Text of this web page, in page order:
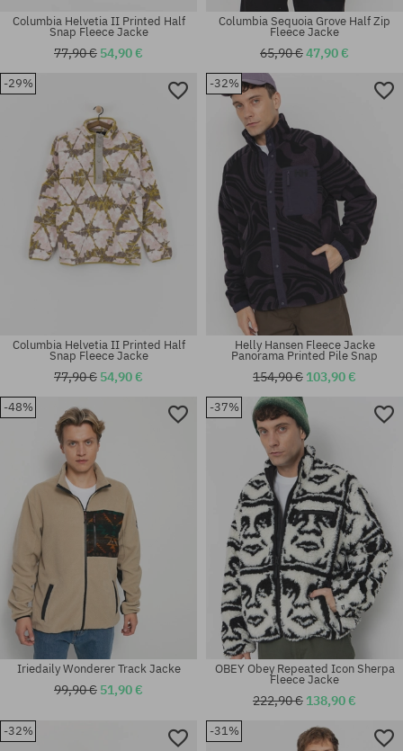
Verfügbare Größen:
Verfügbare Größen:
Verfügbare Größen:
Columbia Helvetia II Printed Half
Snap Fleece Jacke
77,90 € 54,90 €
Verfügbare Größen:
Columbia Sequoia Grove Half Zip
Fleece Jacke
65,90 €47,90 €
-29%
Verfügbare Größen:
Columbia Helvetia II Printed Half
Snap Fleece Jacke
77,90 € 54,90 €
-32%
Verfügbare Größen:
Helly Hansen Fleece Jacke
Panorama Printed Pile Snap
154,90 € 103,90 €
-48%
Iriedaily Wonderer Track Jacke
99,90 € 51,90 €
-37%
OBEY Obey Repeated Icon Sherpa
Fleece Jacke
222,90 € 138,90 €
-32% -31%